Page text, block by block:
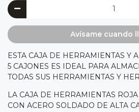
Avísame cuando
ESTA CAJA DE HERRAMIENTAS Y
5 CAJONES ES IDEAL PARA
TODAS SUS HERRAMIENTAS Y
LA CAJA DE HERRAMIENTAS
CON ACERO SOLDADO DE ALTA